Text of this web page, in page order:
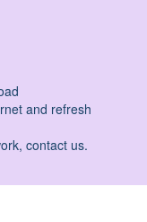
and refresh
contact us.